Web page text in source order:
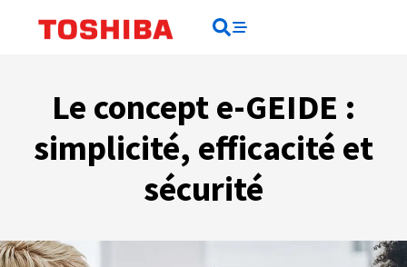
principal
Le concept e-GEIDE :
simplicité, efficacité et
sécurité